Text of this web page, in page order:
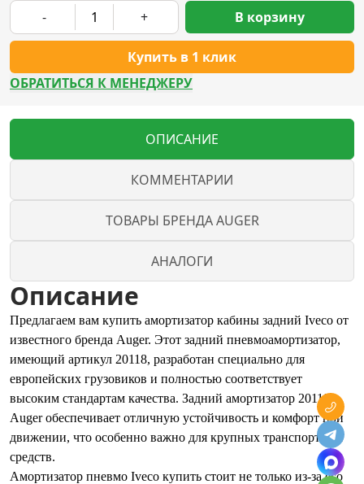
- +
Купить в 1 клик
В корзину
ОБРАТИТЬСЯ К МЕНЕДЖЕРУ
ОПИСАНИЕ
КОММЕНТАРИИ
ТОВАРЫ БРЕНДА AUGER
АНАЛОГИ
Описание
Предлагаем вам купить амортизатор кабины задний Iveco от
известного бренда Auger. Этот задний пневмоамортизатор,
имеющий артикул 20118, разработан специально для
европейских грузовиков и полностью соответствует
высоким стандартам качества. Задний амортизатор 20118
Auger обеспечивает отличную устойчивость и комфорт при
движении, что особенно важно для крупных транспортных
средств.
Амортизатор пневмо Iveco купить стоит не только из-за его